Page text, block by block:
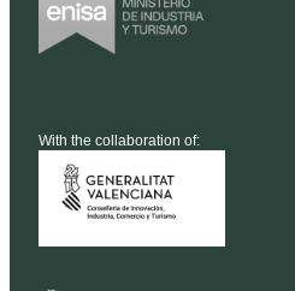
With the collaboration of: